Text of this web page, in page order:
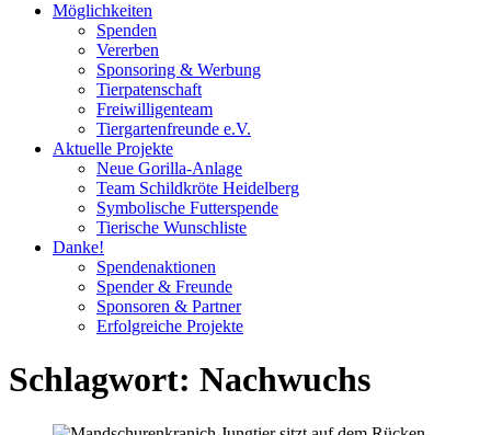
Möglichkeiten
Spenden
Vererben
Sponsoring & Werbung
Tierpatenschaft
Freiwilligenteam
Tiergartenfreunde e.V.
Aktuelle Projekte
Neue Gorilla-Anlage
Team Schildkröte Heidelberg
Symbolische Futterspende
Tierische Wunschliste
Danke!
Spendenaktionen
Spender & Freunde
Sponsoren & Partner
Erfolgreiche Projekte
Schlagwort: Nachwuchs